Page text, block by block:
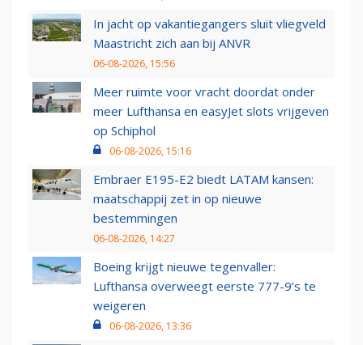
In jacht op vakantiegangers sluit vliegveld
Maastricht zich aan bij ANVR
06-08-2026, 15:56
Meer ruimte voor vracht doordat onder
meer Lufthansa en easyJet slots vrijgeven
op Schiphol
06-08-2026, 15:16
Embraer E195-E2 biedt LATAM kansen:
maatschappij zet in op nieuwe
bestemmingen
06-08-2026, 14:27
Boeing krijgt nieuwe tegenvaller:
Lufthansa overweegt eerste 777-9’s te
weigeren
06-08-2026, 13:36